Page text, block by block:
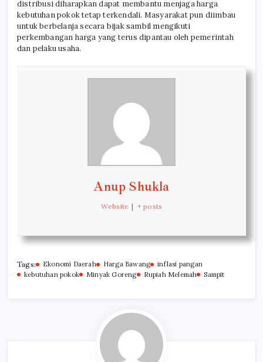
distribusi diharapkan dapat membantu menjaga harga
kebutuhan pokok tetap terkendali. Masyarakat pun diimbau
untuk berbelanja secara bijak sambil mengikuti
perkembangan harga yang terus dipantau oleh pemerintah
dan pelaku usaha.
Anup Shukla
Website | + posts
Tags: Ekonomi Daerah Harga Bawang
inflasi pangan
kebutuhan pokok
Minyak Goreng Rupiah Melemah Sampit